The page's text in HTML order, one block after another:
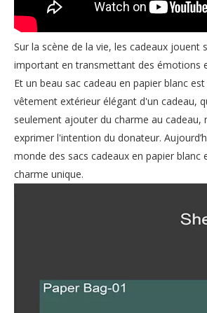
Sur la scène de la vie, les cadeaux jouent
important en transmettant des émotions
Et un beau sac cadeau en papier blanc
vêtement extérieur élégant d'un cadeau,
seulement ajouter du charme au cadeau,
exprimer l'intention du donateur.
monde des sacs cadeaux en papier blanc
charme unique.